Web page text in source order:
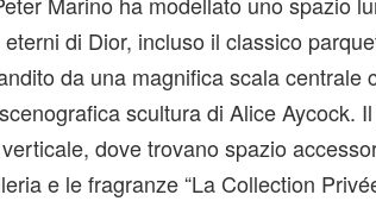
di Dior, incluso il classico
da una magnifica scala centrale
scultura di Alice Aycock.
dove trovano spazio
e le fragranze “La Collection